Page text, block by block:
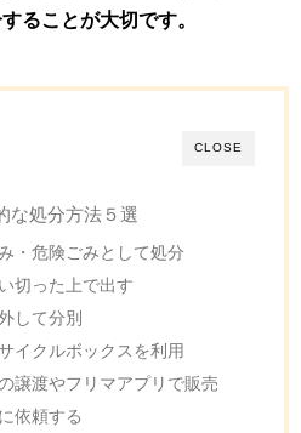
ることが大切です。
CLOSE
な処分方法５選
・危険ごみとして処分
切った上で出す
して分別
イクルボックスを利用
譲渡やフリマアプリで販売
依頼する